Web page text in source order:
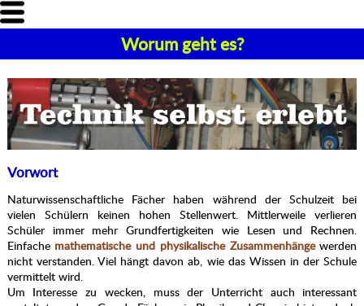
Worum geht es?
Vorwort
Naturwissenschaftliche Fächer haben während der Schulzeit bei
vielen Schülern keinen hohen Stellenwert. Mittlerweile verlieren
Schüler immer mehr Grundfertigkeiten wie Lesen und Rechnen.
Einfache mathematische und physikalische Zusammenhängewerden
nicht verstanden. Viel hängt davon ab, wie das Wissen in der Schule
vermittelt wird.
Um Interesse zu wecken, muss der Unterricht auch interessant